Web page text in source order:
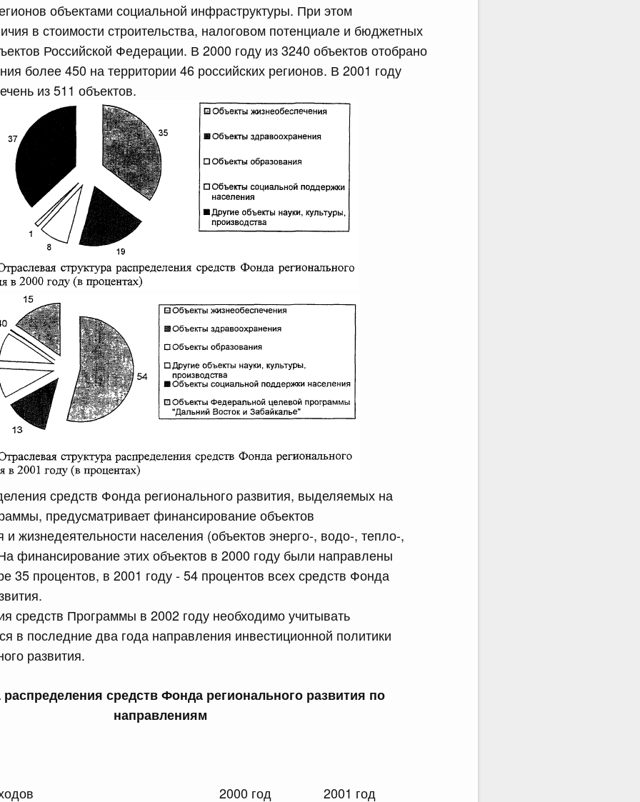
объектами социальной инфраструктуры. При этом
в стоимости строительства, налоговом потенциале и бюджетных
Российской Федерации. В 2000 году из 3240 объектов отобрано
более 450 на территории 46 российских регионов. В 2001 году
из 511 объектов.
средств Фонда регионального развития, выделяемых на
предусматривает финансирование объектов
и жизнедеятельности населения (объектов энерго-, водо-, тепло-,
финансирование этих объектов в 2000 году были направлены
35 процентов, в 2001 году - 54 процентов всех средств Фонда
средств Программы в 2002 году необходимо учитывать
в последние два года направления инвестиционной политики
развития.
распределения средств Фонда регионального развития по
направлениям
2000 год 2001 год
июля, пятница
Федерации от 17.07.2026 г. № 903
Российской Федерации от 5 сентября 2025
Федерации от 17.07.2026 г. № 902
Российской Федерации от 26 июня 2015 г.
Федерации от 17.07.2026 г. № 901
июля, четверг
Федерации от 16.07.2026 г. № 898
Российской Федерации от 30 июня 2021 г.
Федерации от 16.07.2026 г. № 899
Российской Федерации от 17 июля 2015 г.
Федерации от 16.07.2026 г. № 896
Российской Федерации от 30 сентября
Федерации от 16.07.2026 г. № 900
Российской Федерации от 7 сентября 2018
Федерации от 15.07.2026 г. № 893